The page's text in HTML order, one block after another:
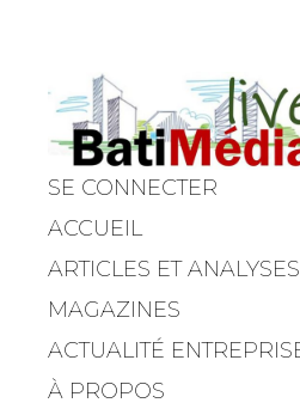
SE CONNECTER
ACCUEIL
ARTICLES ET ANALYSES
MAGAZINES
ACTUALITÉ
À PROPOS